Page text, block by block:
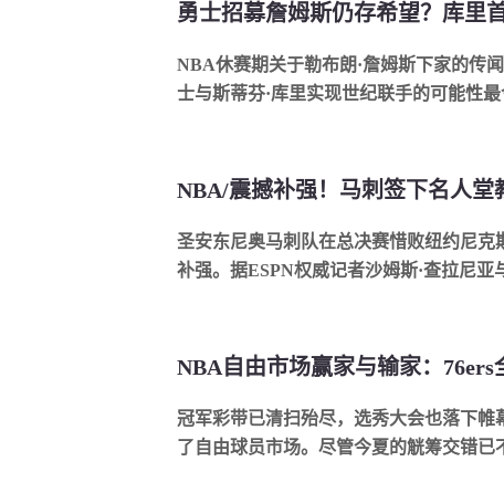
NBA休赛期关于勒布朗·詹姆斯下家的传
士与斯蒂芬·库里实现世纪联手的可能性最
圣安东尼奥马刺队在总决赛惜败纽约尼克
补强。据ESPN权威记者沙姆斯·查拉尼亚
NBA自由市场赢家与输家：
冠军彩带已清扫殆尽，选秀大会也落下
了自由球员市场。尽管今夏的觥筹交错已